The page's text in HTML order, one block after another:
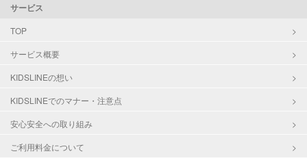
サービス
TOP
サービス概要
KIDSLINEの想い
KIDSLINEでのマナー・注意点
安心安全への取り組み
ご利用料金について